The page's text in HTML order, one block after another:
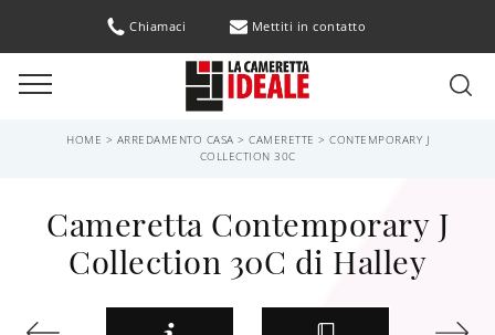
Chiamaci Mettiti in contatto
HOME > ARREDAMENTO CASA > CAMERETTE > CONTEMPORARY J
COLLECTION 30C
Cameretta Contemporary J
Collection 30C di Halley